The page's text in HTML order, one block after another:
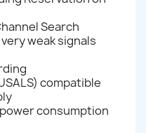
Search
weak signals
compatible
consumption